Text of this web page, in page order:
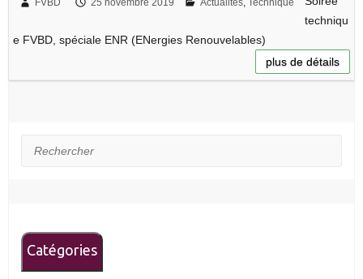
FVBD 25 novembre 2019 Actualités, Technique
techniqu
e FVBD, spéciale ENR (ENergies Renouvelables)
plus de détails
Rechercher
Catégories